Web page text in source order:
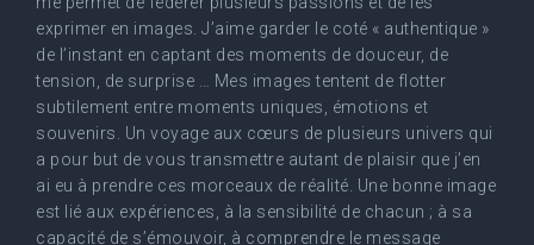
exprimer en images. J’aime garder le coté « authentique »
de l’instant en captant des moments de douceur, de
tension, de surprise … Mes images tentent de flotter
subtilement entre moments uniques, émotions et
souvenirs. Un voyage aux cœurs de plusieurs univers qui
a pour but de vous transmettre autant de plaisir que j’en
ai eu à prendre ces morceaux de réalité. Une bonne image
est lié aux expériences, à la sensibilité de chacun ; à sa
capacité de s’émouvoir, à comprendre le message